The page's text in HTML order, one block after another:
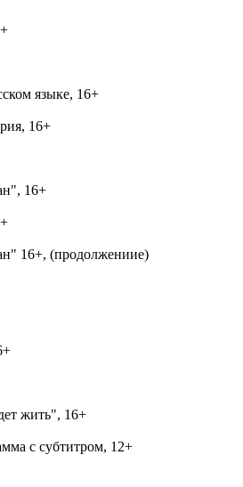
языке, 16+
16+
16+
16+, (продолжениие)
жить", 16+
с субтитром, 12+